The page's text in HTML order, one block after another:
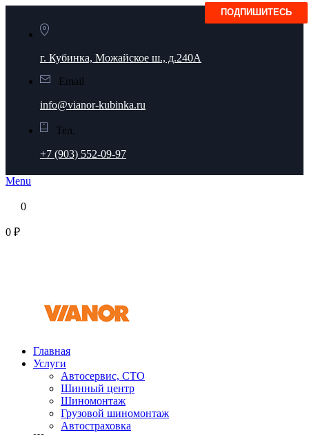
г. Кубинка, Можайское ш., д.240А
Email
info@vianor-kubinka.ru
Тел.
+7 (903) 552-09-97
Menu
0
0 ₽
Главная
Услуги
Автосервис, СТО
Шинный центр
Шиномонтаж
Грузовой шиномонтаж
Автостраховка